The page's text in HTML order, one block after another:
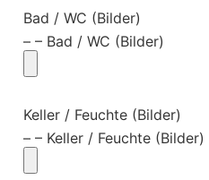
Bad / WC (Bilder)
– – Bad / WC (Bilder)
Keller / Feuchte (Bilder)
– – Keller / Feuchte (Bilder)